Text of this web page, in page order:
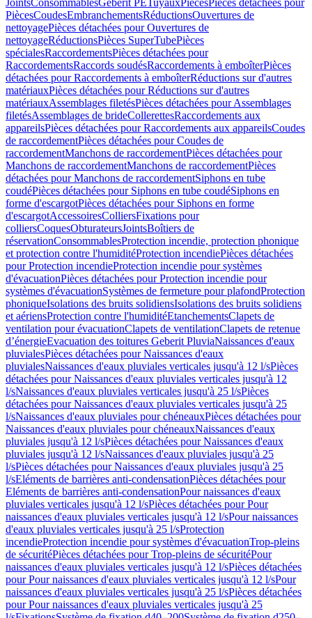
JointsConsommablesGeberit PETuyauxPiècesPièces détachées pour
PiècesCoudesEmbranchementsRéductionsOuvertures de
nettoyagePièces détachées pour Ouvertures de
nettoyageRéductionsPièces SuperTubePièces
spécialesRaccordementsPièces détachées pour
RaccordementsRaccords soudésRaccordements à emboîterPièces
détachées pour Raccordements à emboîterRéductions sur d'autres
matériauxPièces détachées pour Réductions sur d'autres
matériauxAssemblages filetésPièces détachées pour Assemblages
filetésAssemblages de brideCollerettesRaccordements aux
appareilsPièces détachées pour Raccordements aux appareilsCoudes
de raccordementPièces détachées pour Coudes de
raccordementManchons de raccordementPièces détachées pour
Manchons de raccordementManchons de raccordementPièces
détachées pour Manchons de raccordementSiphons en tube
coudéPièces détachées pour Siphons en tube coudéSiphons en
forme d'escargotPièces détachées pour Siphons en forme
d'escargotAccessoiresColliersFixations pour
colliersCoquesObturateursJointsBoîtiers de
réservationConsommablesProtection incendie, protection phonique
et protection contre l'humiditéProtection incendiePièces détachées
pour Protection incendieProtection incendie pour systèmes
d'évacuationPièces détachées pour Protection incendie pour
systèmes d'évacuationSystèmes de fermeture pour plafondProtection
phoniqueIsolations des bruits solidiensIsolations des bruits solidiens
et aériensProtection contre l'humiditéEtanchementsClapets de
ventilation pour évacuationClapets de ventilationClapets de retenue
d’énergieEvacuation des toitures Geberit PluviaNaissances d'eaux
pluvialesPièces détachées pour Naissances d'eaux
pluvialesNaissances d'eaux pluviales verticales jusqu'à 12 l/sPièces
détachées pour Naissances d'eaux pluviales verticales jusqu'à 12
l/sNaissances d'eaux pluviales verticales jusqu'à 25 l/sPièces
détachées pour Naissances d'eaux pluviales verticales jusqu'à 25
l/sNaissances d'eaux pluviales pour chéneauxPièces détachées pour
Naissances d'eaux pluviales pour chéneauxNaissances d'eaux
pluviales jusqu'à 12 l/sPièces détachées pour Naissances d'eaux
pluviales jusqu'à 12 l/sNaissances d'eaux pluviales jusqu'à 25
l/sPièces détachées pour Naissances d'eaux pluviales jusqu'à 25
l/sEléments de barrières anti-condensationPièces détachées pour
Eléments de barrières anti-condensationPour naissances d'eaux
pluviales verticales jusqu'à 12 l/sPièces détachées pour Pour
naissances d'eaux pluviales verticales jusqu'à 12 l/sPour naissances
d'eaux pluviales verticales jusqu'à 25 l/sProtection
incendieProtection incendie pour systèmes d'évacuationTrop-pleins
de sécuritéPièces détachées pour Trop-pleins de sécuritéPour
naissances d'eaux pluviales verticales jusqu'à 12 l/sPièces détachées
pour Pour naissances d'eaux pluviales verticales jusqu'à 12 l/sPour
naissances d'eaux pluviales verticales jusqu'à 25 l/sPièces détachées
pour Pour naissances d'eaux pluviales verticales jusqu'à 25